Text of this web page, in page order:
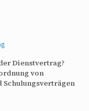
Dienstvertrag?
von
Schulungsverträgen